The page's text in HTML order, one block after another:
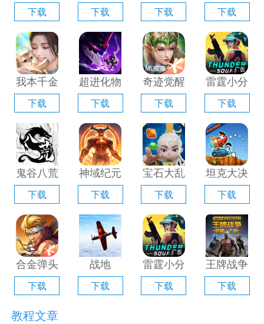
电脑版
「含模拟
器」
下载
之伏魔殿
电脑版
「含模拟
器」
下载
电脑版
「含模拟
器」
下载
归来电脑
版「含模
拟器」
下载
我本千金
手游电脑
版「含模
拟器」
下载
超进化物
语2电脑
版「含模
拟器」
下载
奇迹觉醒
电脑版
「含模拟
器」
下载
雷霆小分
队电脑版
「含模拟
器」
下载
鬼谷八荒
手游电脑
版「含模
拟器」
下载
神域纪元
电脑版
「含模拟
器」
下载
宝石大乱
斗电脑版
「含模拟
器」
下载
坦克大决
战电脑版
「含模拟
器」
下载
合金弹头
觉醒电脑
版「含模
拟器」
下载
战地
1939电
脑版「含
下载
雷霆小分
队电脑版
「含模拟
下载
王牌战争
手游电脑
版「含模
下载
教程文章